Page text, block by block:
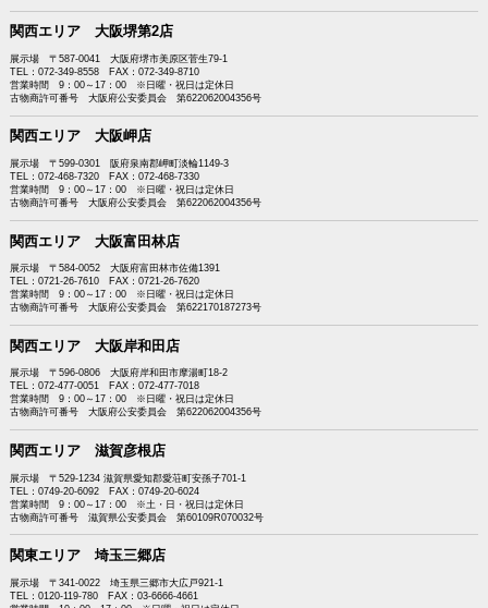
関西エリア 大阪堺第2店
展示場 〒587-0041 大阪府堺市美原区菅生79-1
TEL：072-349-8558 FAX：072-349-8710
営業時間 9：00～17：00 ※日曜・祝日は定休日
古物商許可番号 大阪府公安委員会 第622062004356号
関西エリア 大阪岬店
展示場 〒599-0301 阪府泉南郡岬町淡輪1149-3
TEL：072-468-7320 FAX：072-468-7330
営業時間 9：00～17：00 ※日曜・祝日は定休日
古物商許可番号 大阪府公安委員会 第622062004356号
関西エリア 大阪富田林店
展示場 〒584-0052 大阪府富田林市佐備1391
TEL：0721-26-7610 FAX：0721-26-7620
営業時間 9：00～17：00 ※日曜・祝日は定休日
古物商許可番号 大阪府公安委員会 第622170187273号
関西エリア 大阪岸和田店
展示場 〒596-0806 大阪府岸和田市摩湯町18-2
TEL：072-477-0051 FAX：072-477-7018
営業時間 9：00～17：00 ※日曜・祝日は定休日
古物商許可番号 大阪府公安委員会 第622062004356号
関西エリア 滋賀彦根店
展示場 〒529-1234 滋賀県愛知郡愛荘町安孫子701-1
TEL：0749-20-6092 FAX：0749-20-6024
営業時間 9：00～17：00 ※土・日・祝日は定休日
古物商許可番号 滋賀県公安委員会 第60109R070032号
関東エリア 埼玉三郷店
展示場 〒341-0022 埼玉県三郷市大広戸921-1
TEL：0120-119-780 FAX：03-6666-4661